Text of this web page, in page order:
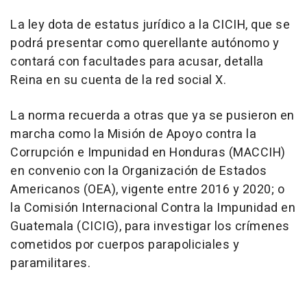
La ley dota de estatus jurídico a la CICIH, que se
podrá presentar como querellante autónomo y
contará con facultades para acusar, detalla
Reina en su cuenta de la red social X.
La norma recuerda a otras que ya se pusieron en
marcha como la Misión de Apoyo contra la
Corrupción e Impunidad en Honduras (MACCIH)
en convenio con la Organización de Estados
Americanos (OEA), vigente entre 2016 y 2020; o
la Comisión Internacional Contra la Impunidad en
Guatemala (CICIG), para investigar los crímenes
cometidos por cuerpos parapoliciales y
paramilitares.